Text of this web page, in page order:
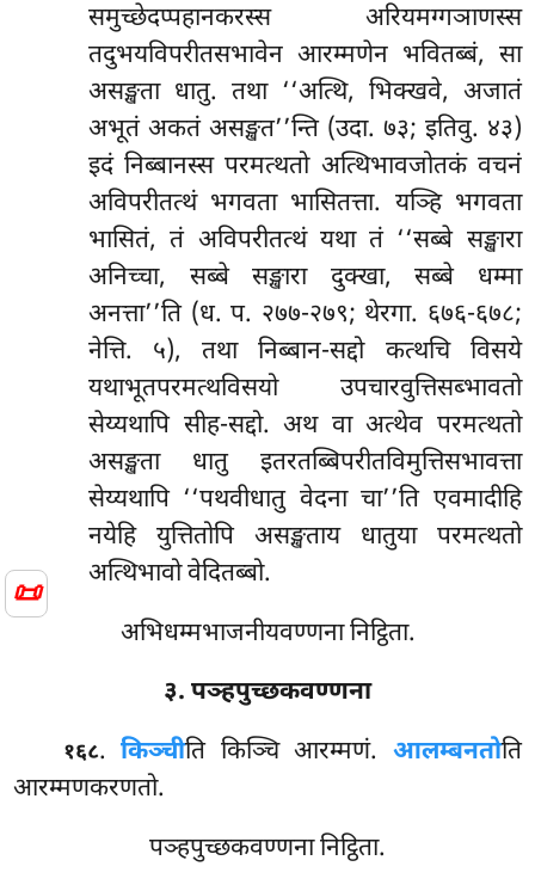
📜
समुच्छेदप्पहानकरस्स अरियमग्गञाणस्स
तदुभयविपरीतसभावेन आरम्मणेन भवितब्बं, सा
असङ्खता धातु. तथा ‘‘अत्थि, भिक्खवे, अजातं
अभूतं अकतं असङ्खत’’न्ति (उदा. ७३; इतिवु. ४३)
इदं निब्बानस्स परमत्थतो अत्थिभावजोतकं वचनं
अविपरीतत्थं भगवता भासितत्ता. यञ्हि भगवता
भासितं, तं अविपरीतत्थं यथा तं ‘‘सब्बे सङ्खारा
अनिच्चा, सब्बे सङ्खारा दुक्खा, सब्बे धम्मा
अनत्ता’’ति (ध. प. २७७-२७९; थेरगा. ६७६-६७८;
नेत्ति. ५), तथा निब्बान-सद्दो कत्थचि विसये
यथाभूतपरमत्थविसयो उपचारवुत्तिसब्भावतो
सेय्यथापि सीह-सद्दो. अथ वा अत्थेव परमत्थतो
असङ्खता धातु इतरतब्बिपरीतविमुत्तिसभावत्ता
सेय्यथापि ‘‘पथवीधातु वेदना चा’’ति एवमादीहि
नयेहि युत्तितोपि असङ्खताय धातुया परमत्थतो
अत्थिभावो वेदितब्बो.
अभिधम्मभाजनीयवण्णना निट्ठिता.
३. पञ्हपुच्छकवण्णना
१६८.किञ्चीति किञ्चि आरम्मणं. आलम्बनतोति
आरम्मणकरणतो.
पञ्हपुच्छकवण्णना निट्ठिता.